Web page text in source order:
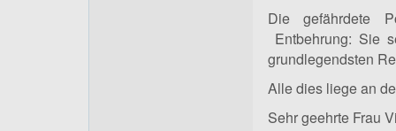
Die gefährdete
Entbehrung: Sie
grundlegendsten
Alle dies liege an
Sehr geehrte Frau